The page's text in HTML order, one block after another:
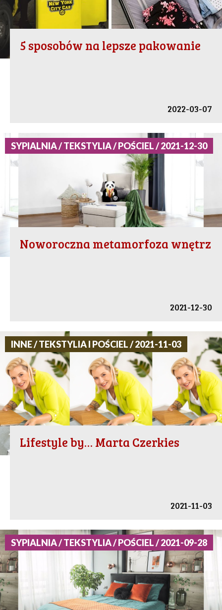
5 sposobów na lepsze pakowanie
2022-03-07
SYPIALNIA / TEKSTYLIA / POŚCIEL / 2021-12-30
Noworoczna metamorfoza wnętrz
2021-12-30
INNE / TEKSTYLIA I POŚCIEL / 2021-11-03
Lifestyle by… Marta Czerkies
2021-11-03
SYPIALNIA / TEKSTYLIA / POŚCIEL / 2021-09-28